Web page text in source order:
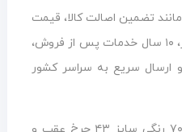
مانند تضمین اصالت کالا، قیمت
مناسب، یک سال گارانتی معتبر، ۱۰ سال خدمات پس از فروش،
ارسال سریع به سراسر کشور
همین حالا ویلچر ساده مدل ۷۰۳ رنگی سایز ۴۳ چرخ عقب و